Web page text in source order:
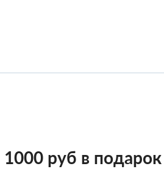
1000 руб в подарок